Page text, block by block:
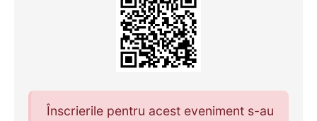
Înscrierile pentru acest eveniment s-au